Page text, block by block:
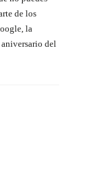
de los
la
aniversario del